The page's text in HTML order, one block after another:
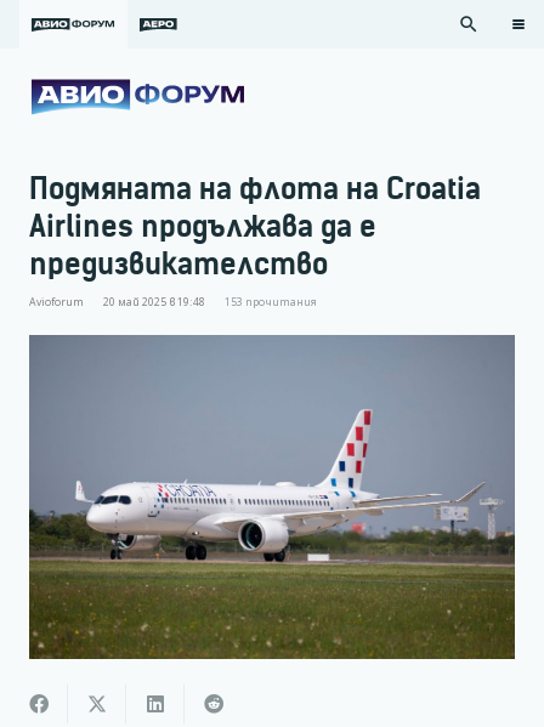
search
Подмяната на флота на Croatia
Airlines продължава да е
предизвикателство
Avioforum 20 май 2025 в 19:48 153 прочитания